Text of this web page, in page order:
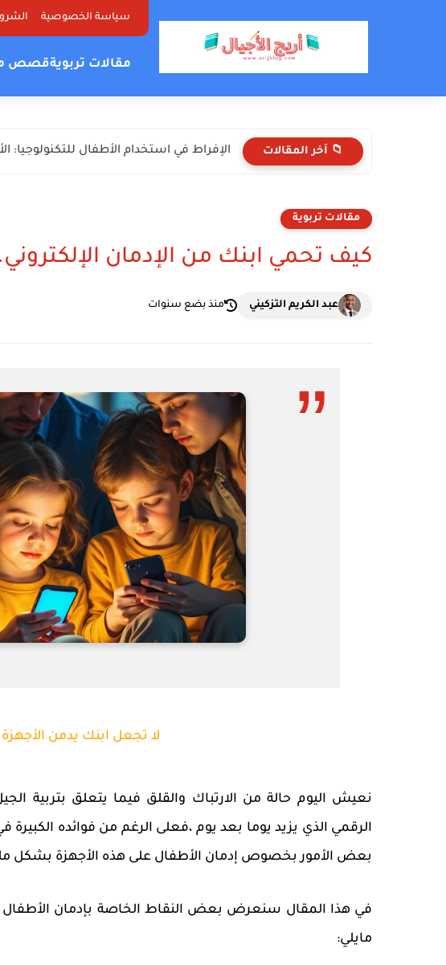
سياسة الخصوصية
مقالات تربويةقصص
📁 آخر المقالات الإفراط في استخدام الأطفال للتكنولوجيا:
مقالات تربوية
كيف تحمي ابنك من الإدمان
عبد الكريم التزكيني منذ بضع سنوات
لا تجعل ابنك يدمن الأجهزة
نعيش اليوم حالة من الارتباك والقلق فيما يتعلق بتربية
الرقمي الذي يزيد يوما بعد يوم ،فعلى الرغم من فوائده الكبيرة
بعض الأمور بخصوص إدمان الأطفال على هذه الأجهزة بشكل
في هذا المقال سنعرض بعض النقاط الخاصة بإدمان
مايلي: